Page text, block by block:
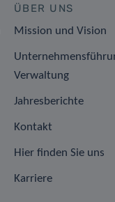
ÜBER UNS
Mission und Vision
Verwaltung
Jahresberichte
Kontakt
Hier finden Sie uns
Karriere